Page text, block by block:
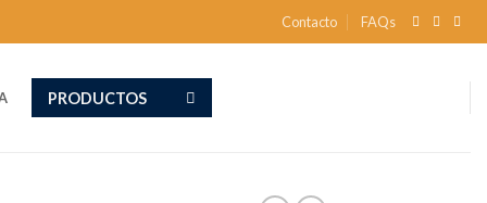
Contacto FAQs
PRODUCTOS